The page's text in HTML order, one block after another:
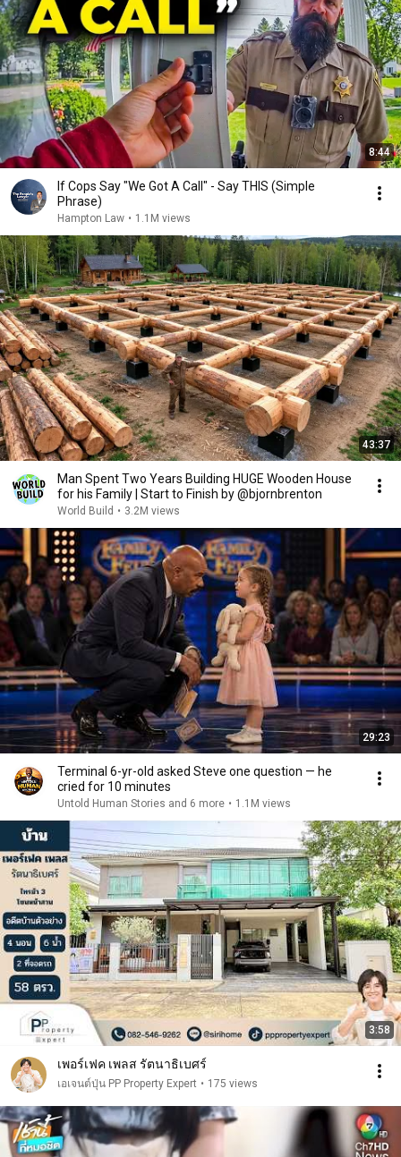
8:44
If Cops Say "We Got A Call" - Say THIS (Simple
Phrase)
Hampton Law • 1.1M views
43:37
Man Spent Two Years Building HUGE Wooden House
for his Family | Start to Finish by @bjornbrenton
World Build • 3.2M views
29:23
Terminal 6-yr-old asked Steve one question — he
cried for 10 minutes
Untold Human Stories and 6 more • 1.1M views
3:58
เพอร์เฟค เพลส รัตนาธิเบศร์
เอเจนต์ปุ่น PP Property Expert • 175 views